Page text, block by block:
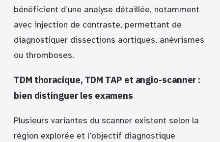
bénéficient d’une analyse détaillée, notamment
avec injection de contraste, permettant de
diagnostiquer dissections aortiques, anévrismes
ou thromboses.
TDM thoracique, TDM TAP et angio-scanner :
bien distinguer les examens
Plusieurs variantes du scanner existent selon la
région explorée et l’objectif diagnostique